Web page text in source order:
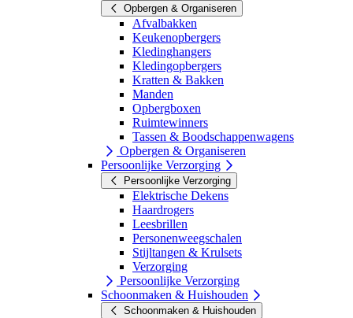
Opbergen & Organiseren
Afvalbakken
Keukenopbergers
Kledinghangers
Kledingopbergers
Kratten & Bakken
Manden
Opbergboxen
Ruimtewinners
Tassen & Boodschappenwagens
Opbergen & Organiseren
Persoonlijke Verzorging
Persoonlijke Verzorging
Elektrische Dekens
Haardrogers
Leesbrillen
Personenweegschalen
Stijltangen & Krulsets
Verzorging
Persoonlijke Verzorging
Schoonmaken & Huishouden
Schoonmaken & Huishouden